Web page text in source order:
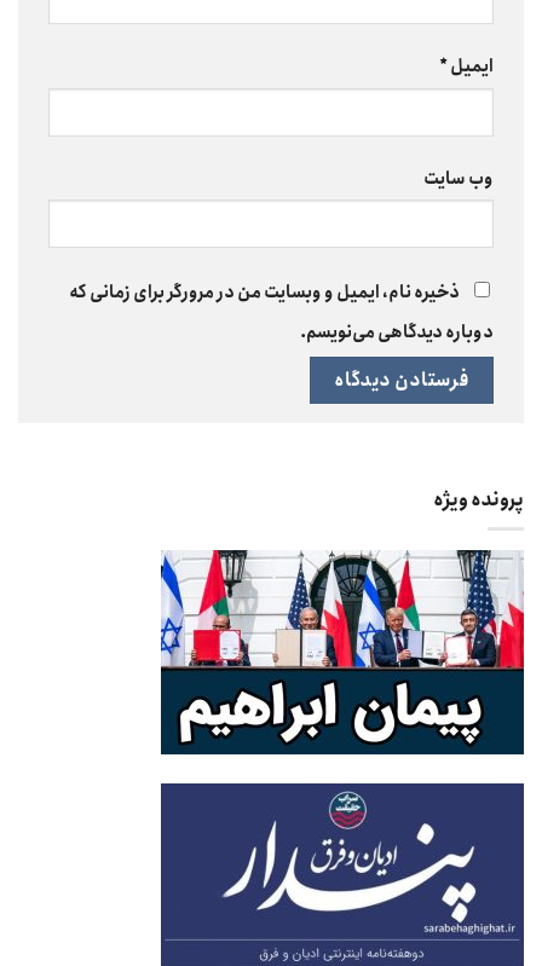
ایمیل*
وب‌ سایت
ذخیره نام، ایمیل و وبسایت من در مرورگر برای زمانی که
دوباره دیدگاهی می‌نویسم.
پرونده ویژه